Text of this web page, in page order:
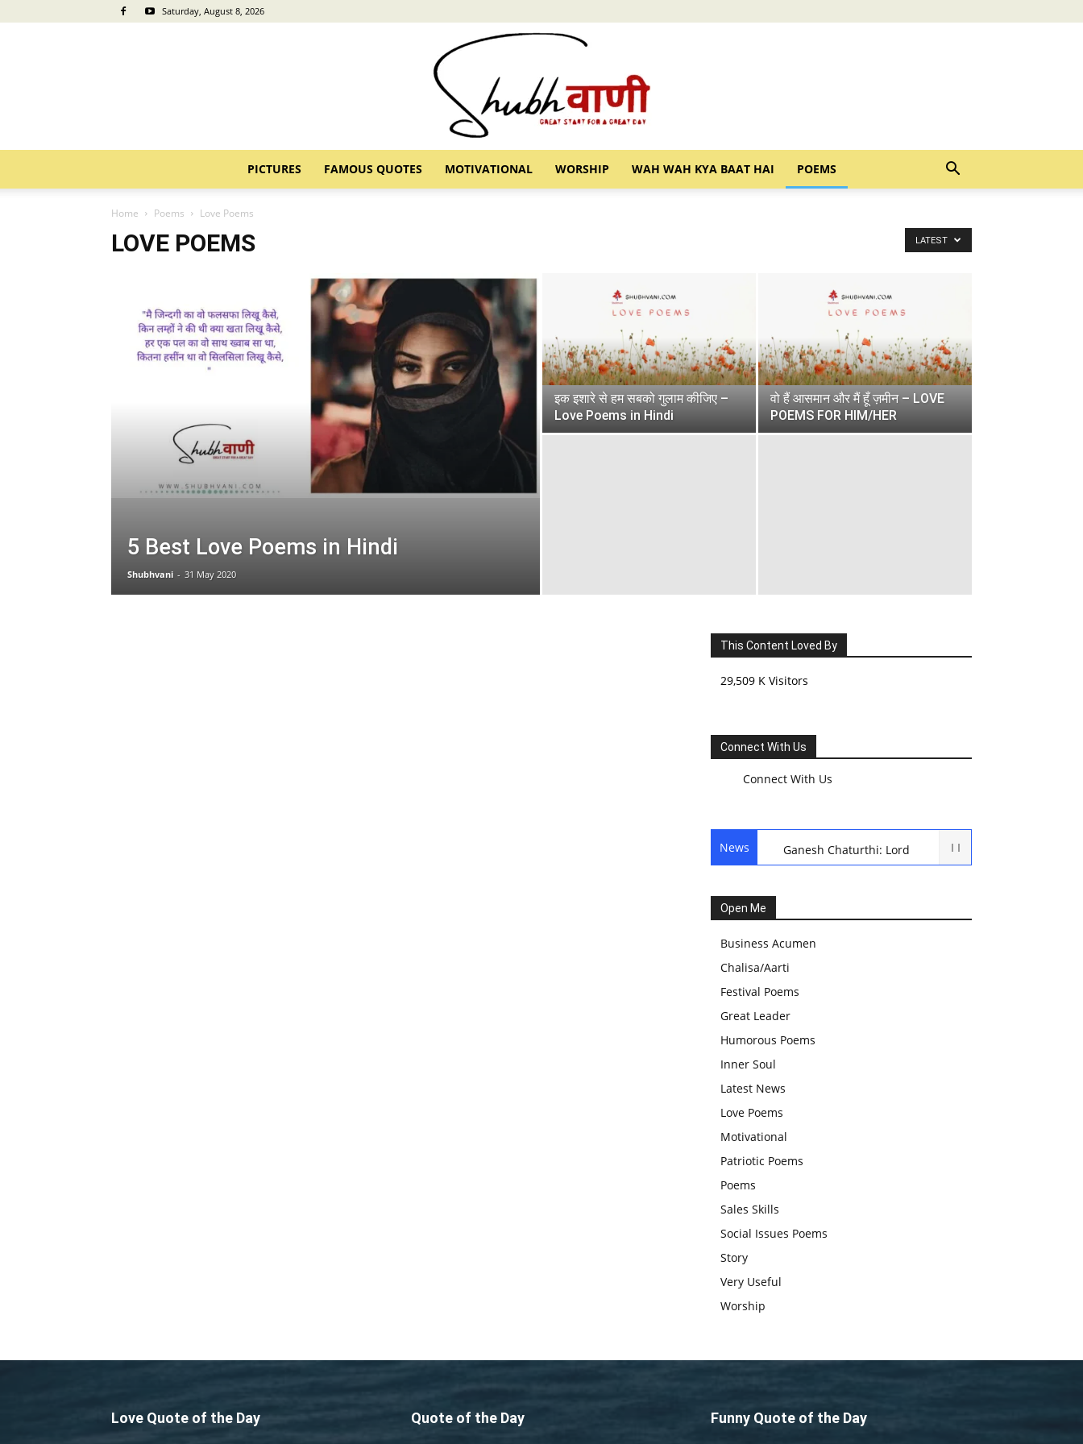
Saturday, August 8, 2026
PICTURES FAMOUS QUOTES MOTIVATIONAL WORSHIP WAH WAH KYA BAAT HAI POEMS
Home Poems Love Poems
LOVE POEMS LATEST
5 Best Love Poems in Hindi
Shubhvani - 31 May 2020
इक इशारे से हम सबको गुलाम कीजिए –
Love Poems in Hindi
वो हैं आसमान और मैं हूँ ज़मीन – LOVE
POEMS FOR HIM/HER
This Content Loved By
29,509 K Visitors
Connect With Us
Connect With Us
News
Ganesh Chaturthi: Lord
हरतालिका तीज,Haritalika
teej,Teej Festival: A
Celebration of Tradition and
Womanhood
स्वामी अवधेशानंद जी गिरि के जीवन
सूत्र:किन चीजों के कारण लोग अशांत
आज का जीवन मंत्र:महिलाएं पुरुषों से
चाहिए और उन्हें पूजनीय दृष्टि से देखना
चाहिए
महिलाएं, करती हैं देवी सावित्री और
जरूरत नहीं
Open Me
Business Acumen
Chalisa/Aarti
Festival Poems
Great Leader
Humorous Poems
Inner Soul
Latest News
Love Poems
Motivational
Patriotic Poems
Poems
Sales Skills
Social Issues Poems
Story
Very Useful
Worship
Love Quote of the Day Quote of the Day Funny Quote of the Day